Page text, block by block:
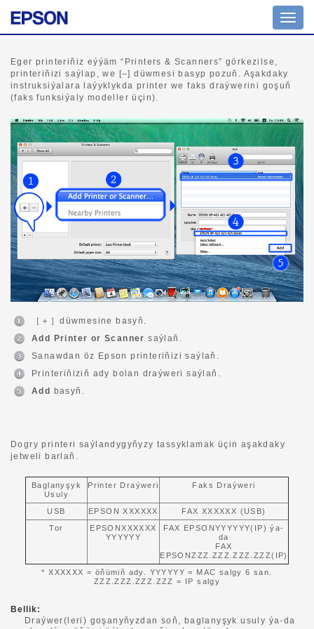
geçir
Eger printeriňiz eýýäm “Printers & Scanners” görkezilse,
printeriňizi saýlap, we [–] düwmesi basyp pozuň. Aşakdaky
instruksiýalara laýyklykda printer we faks draýwerini goşuň
(faks funksiýaly modeller üçin).
［＋］düwmesine basyň.
Add Printer or Scanner saýlaň.
Sanawdan öz Epson printeriňizi saýlaň.
Printeriňiziň ady bolan draýweri saýlaň.
Add basyň.
Dogry printeri saýlandygyňyzy tassyklamak üçin aşakdaky
jetweli barlaň.
Baglanyşyk
Usuly
Printer Draýweri Faks Draýweri
USB EPSON XXXXXX
FAX XXXXXX (USB)
Tor
EPSONXXXXXX
YYYYYY
FAX EPSONYYYYYY(IP) ýa-
da
FAX
EPSONZZZ.ZZZ.ZZZ.ZZZ(IP)
* XXXXXX = öňümiň ady. YYYYYY = MAC salgy 6 san.
ZZZ.ZZZ.ZZZ.ZZZ = IP salgy
Bellik:
Draýwer(leri) goşanyňyzdan soň, baglanyşyk usuly ýa-da